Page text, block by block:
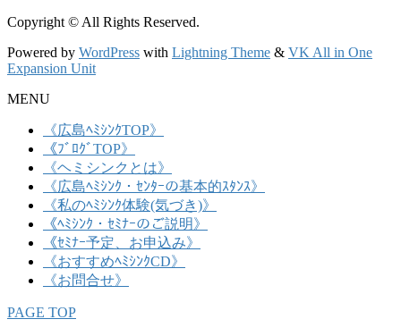
Copyright © All Rights Reserved.
Powered by WordPress with Lightning Theme & VK All in One
Expansion Unit
MENU
《広島ﾍﾐｼﾝｸTOP》
《ﾌﾞﾛｸﾞTOP》
《ヘミシンクとは》
《広島ﾍﾐｼﾝｸ・ｾﾝﾀｰの基本的ｽﾀﾝｽ》
《私のﾍﾐｼﾝｸ体験(気づき)》
《ﾍﾐｼﾝｸ・ｾﾐﾅｰのご説明》
《ｾﾐﾅｰ予定、お申込み》
《おすすめﾍﾐｼﾝｸCD》
《お問合せ》
PAGE TOP